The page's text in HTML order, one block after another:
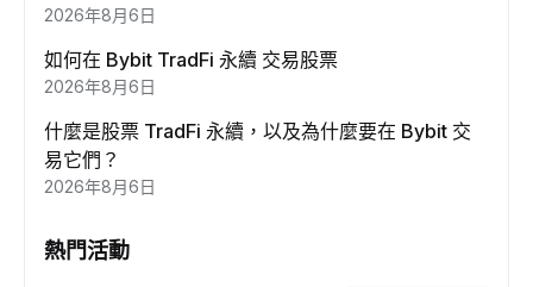
2026年8月6日
如何在 Bybit TradFi 永續 交易股票
2026年8月6日
什麼是股票 TradFi 永續，以及為什麼要在 Bybit 交
易它們？
2026年8月6日
熱門活動